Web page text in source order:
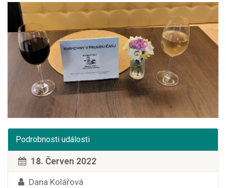
Podrobnosti události
18. Červen 2022
Dana Kolářová